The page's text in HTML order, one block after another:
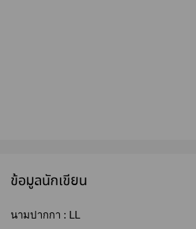
ข้อมูลนักเขียน
นามปากกา : LL